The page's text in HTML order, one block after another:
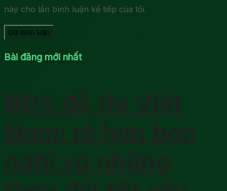
này cho lần bình luận kế tiếp của tôi.
Bài đăng mới nhất
BĐS đô thị Việt
Nam: rẻ hơn bạn
nghĩ và những